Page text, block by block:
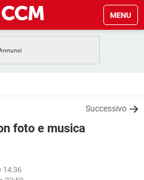
MENU
WHATSAPP
GAMING
WINDOWS 10
Successivo
foto e musica
14:36